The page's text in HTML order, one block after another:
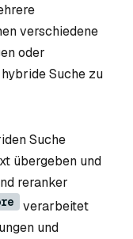
verschiedene
oder
Suche zu
Suche
übergeben und
reranker
verarbeitet
und